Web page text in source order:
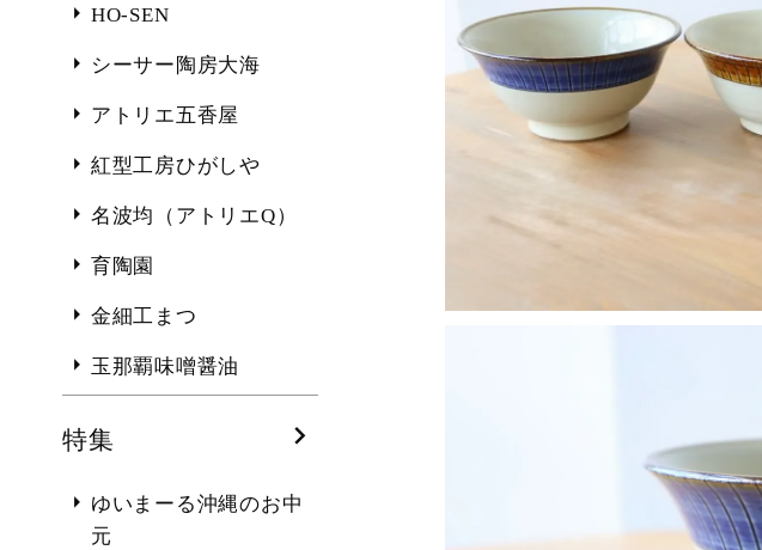
HO-SEN
シーサー陶房大海
アトリエ五香屋
紅型工房ひがしや
名波均（アトリエQ）
育陶園
金細工まつ
玉那覇味噌醤油
特集
ゆいまーる沖縄のお中
元